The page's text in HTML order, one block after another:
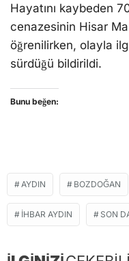
Hayatını kaybeden
cenazesinin Hisar
öğrenilirken, olayla
sürdüğü bildirildi.
Bunu beğen:
AYDIN BOZDOĞAN
İHBAR AYDIN SON